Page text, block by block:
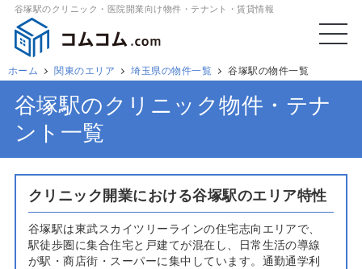
谷塚駅のクリニック・医院開業向け物件・テナント・賃貸情報
ホーム 関東のエリア 埼玉県の物件一覧 谷塚駅の物件一覧
谷塚駅のクリニック物件・テナ
ント一覧
クリニック開業における谷塚駅のエリア特性
谷塚駅は東武スカイツリーラインの住宅志向エリアで、
駅徒歩圏に集合住宅と戸建てが混在し、日常生活の導線
が駅・商店街・スーパーに集中しています。通勤通学利